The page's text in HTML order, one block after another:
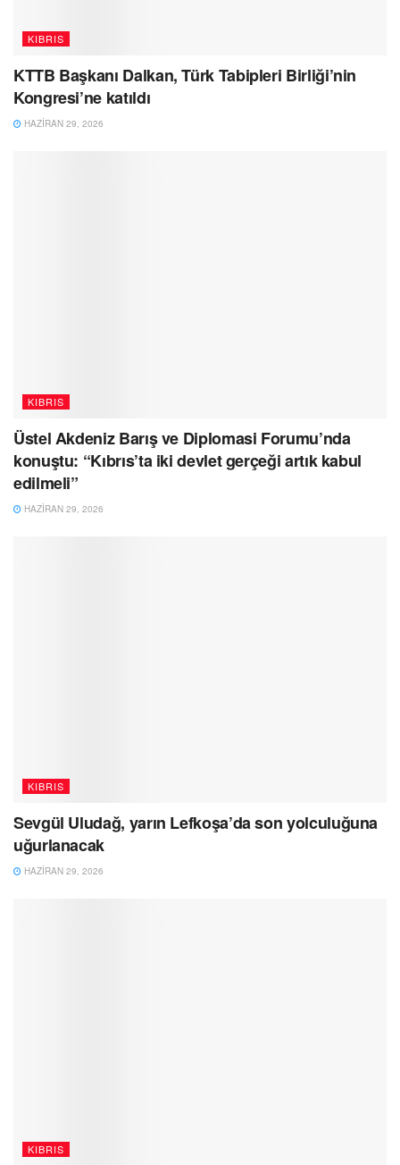
KIBRIS
KTTB Başkanı Dalkan, Türk Tabipleri Birliği’nin
Kongresi’ne katıldı
HAZIRAN 29, 2026
KIBRIS
Üstel Akdeniz Barış ve Diplomasi Forumu’nda
konuştu: “Kıbrıs’ta iki devlet gerçeği artık kabul
edilmeli”
HAZIRAN 29, 2026
KIBRIS
Sevgül Uludağ, yarın Lefkoşa’da son yolculuğuna
uğurlanacak
HAZIRAN 29, 2026
KIBRIS